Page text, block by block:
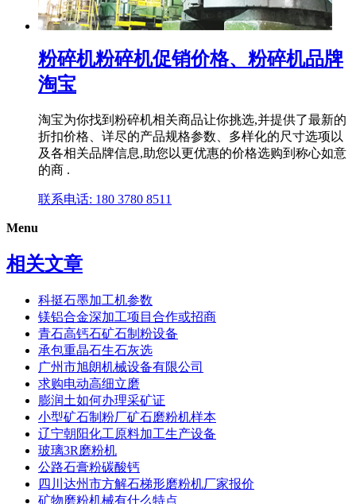
粉碎机粉碎机促销价格、粉碎机品牌
淘宝
淘宝为你找到粉碎机相关商品让你挑选,并提供了最新的
折扣价格、详尽的产品规格参数、多样化的尺寸选项以
及各相关品牌信息,助您以更优惠的价格选购到称心如意
的商 .
联系电话: 180 3780 8511
Menu
相关文章
科挺石墨加工机参数
镁铝合金深加工项目合作或招商
青石高钙石矿石制粉设备
承包重晶石生石灰选
广州市旭朗机械设备有限公司
求购电动高细立磨
膨润土如何办理采矿证
小型矿石制粉厂矿石磨粉机样本
辽宁朝阳化工原料加工生产设备
玻璃3R磨粉机
公路石膏粉碳酸钙
四川达州市方解石梯形磨粉机厂家报价
矿物磨粉机械有什么特点